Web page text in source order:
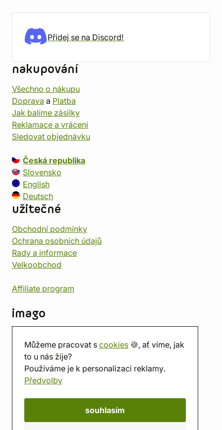
Můžeme pracovat s cookies 🍪, ať víme, jak
to u nás žije?
Používáme je k personalizaci reklamy.
Předvolby
souhlasím
Přidej se na Discord!
nakupování
Všechno o nákupu
Doprava a Platba
Jak balíme zásilky
Reklamace a vrácení
Sledovat objednávku
Česká republika
Slovensko
English
Deutsch
užitečné
Obchodní podmínky
Ochrana osobních údajů
Rady a informace
Velkoobchod
Affiliate program
imago
Prodejna
Herna
O nás
Hodnocení obchodu